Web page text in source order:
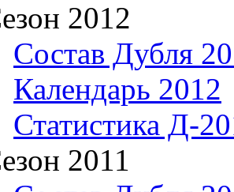
2012
Состав Дубля
Календарь 2012
Статистика Д-
2011